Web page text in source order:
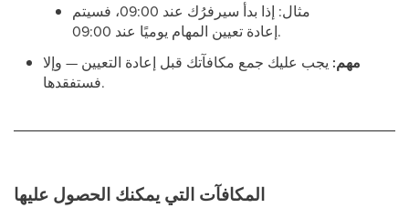
مثال: إذا بدأ سيرفرُك عند 09:00، فسيتم
إعادة تعيين المهام يوميًا عند 09:00.
مهم: يجب عليك جمع مكافآتك قبل إعادة التعيين — وإلا
فستفقدها.
المكافآت التي يمكنك الحصول عليها